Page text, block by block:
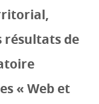
résultats de
« Web et